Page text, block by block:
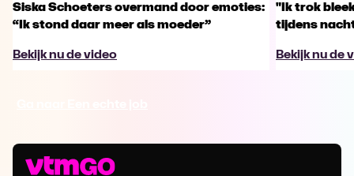
Siska Schoeters overmand door emoties:
“Ik stond daar meer als moeder”
Bekijk nu de video
"Ik trok
tijdens
Bekijk nu de